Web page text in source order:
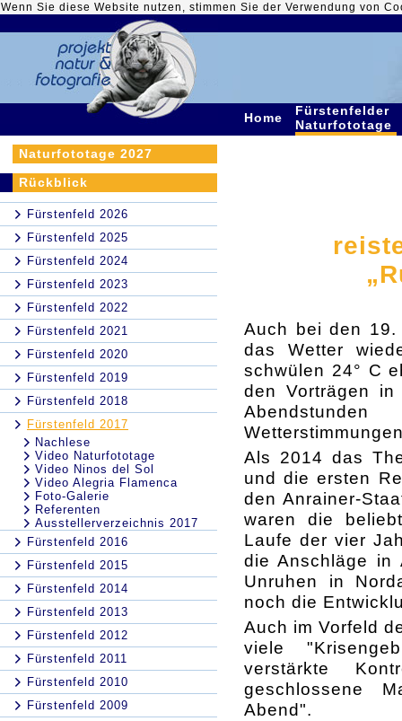
Wenn Sie diese Website nutzen, stimmen Sie der Verwendung von
Home
Fürstenfelder
Naturfototage
Naturfototage 2027
Rückblick
Fürstenfeld 2026
Fürstenfeld 2025
Fürstenfeld 2024
Fürstenfeld 2023
Fürstenfeld 2022
Fürstenfeld 2021
Fürstenfeld 2020
Fürstenfeld 2019
Fürstenfeld 2018
Fürstenfeld 2017
Nachlese
Video Naturfototage
Video Ninos del Sol
Video Alegria Flamenca
Foto-Galerie
Referenten
Ausstellerverzeichnis 2017
Fürstenfeld 2016
Fürstenfeld 2015
Fürstenfeld 2014
Fürstenfeld 2013
Fürstenfeld 2012
Fürstenfeld 2011
Fürstenfeld 2010
Fürstenfeld 2009
Auch bei den 19.
das Wetter
schwülen 24° C
den Vorträgen
Als 2014 das
und die ersten
den Anrainer-
waren die
Laufe der vier
die Anschläge in
Unruhen in
noch die
Auch im Vorfeld
viele
verstärkte
geschlossene
Abend".